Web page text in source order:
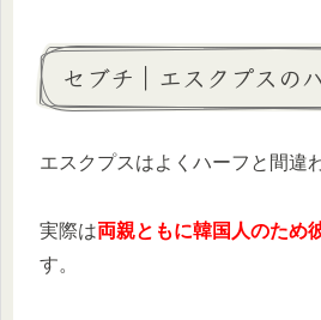
セブチ｜エスクプスの
エスクプスはよくハーフと間違
実際は両親ともに韓国人のため
す。